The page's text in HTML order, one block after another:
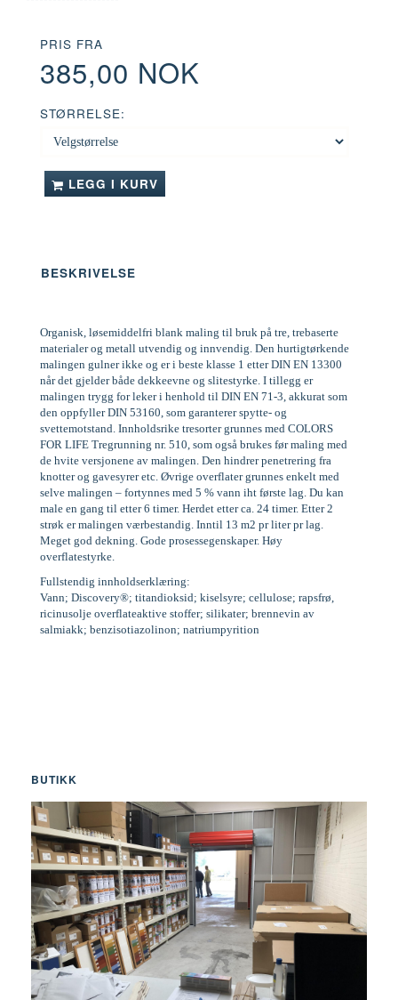
PRIS FRA
385,00 NOK
STØRRELSE:
LEGG I KURV
BESKRIVELSE
Organisk, løsemiddelfri blank maling til bruk på tre, trebaserte
materialer og metall utvendig og innvendig. Den hurtigtørkende
malingen gulner ikke og er i beste klasse 1 etter DIN EN 13300
når det gjelder både dekkeevne og slitestyrke. I tillegg er
malingen trygg for leker i henhold til DIN EN 71-3, akkurat som
den oppfyller DIN 53160, som garanterer spytte- og
svettemotstand. Innholdsrike tresorter grunnes med COLORS
FOR LIFE Tregrunning nr. 510, som også brukes før maling med
de hvite versjonene av malingen. Den hindrer penetrering fra
knotter og gavesyrer etc. Øvrige overflater grunnes enkelt med
selve malingen – fortynnes med 5 % vann iht første lag. Du kan
male en gang til etter 6 timer. Herdet etter ca. 24 timer. Etter 2
strøk er malingen værbestandig. Inntil 13 m2 pr liter pr lag.
Meget god dekning. Gode prosessegenskaper. Høy
overflatestyrke.
Fullstendig innholdserklæring:
Vann; Discovery®; titandioksid; kiselsyre; cellulose; rapsfrø,
ricinusolje overflateaktive stoffer; silikater; brennevin av
salmiakk; benzisotiazolinon; natriumpyrition
BUTIKK